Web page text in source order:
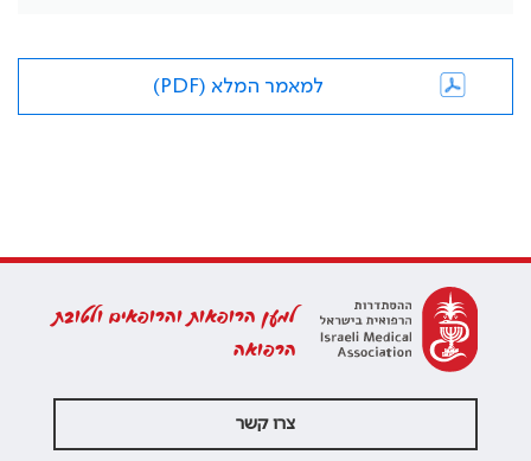
למאמר המלא (PDF)
למען הרופאות והרופאים ולטובת
הרפואה
צרו קשר